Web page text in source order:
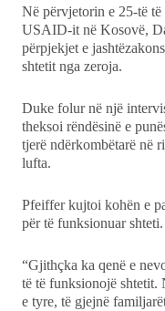
DuVideo
Në përvjetorin e 25-të
USAID-it në Kosovë,
përpjekjet e
shtetit nga zeroja.
Duke folur në një
theksoi rëndësinë e
tjerë ndërkombëtarë në
lufta.
Pfeiffer kujtoi kohën e
për të funksionuar shteti.
“Gjithçka ka qenë e
të të funksionojë shtetit.
e tyre, të gjejnë